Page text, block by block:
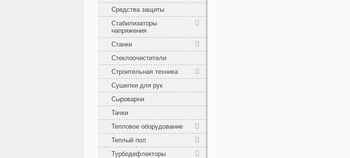
Средства защиты
Стабилизаторы
напряжения
Станки
Стеклоочистители
Строительная техника
Сушилки для рук
Сыроварни
Тачки
Тепловое оборудование
Теплый пол
Турбодефлекторы